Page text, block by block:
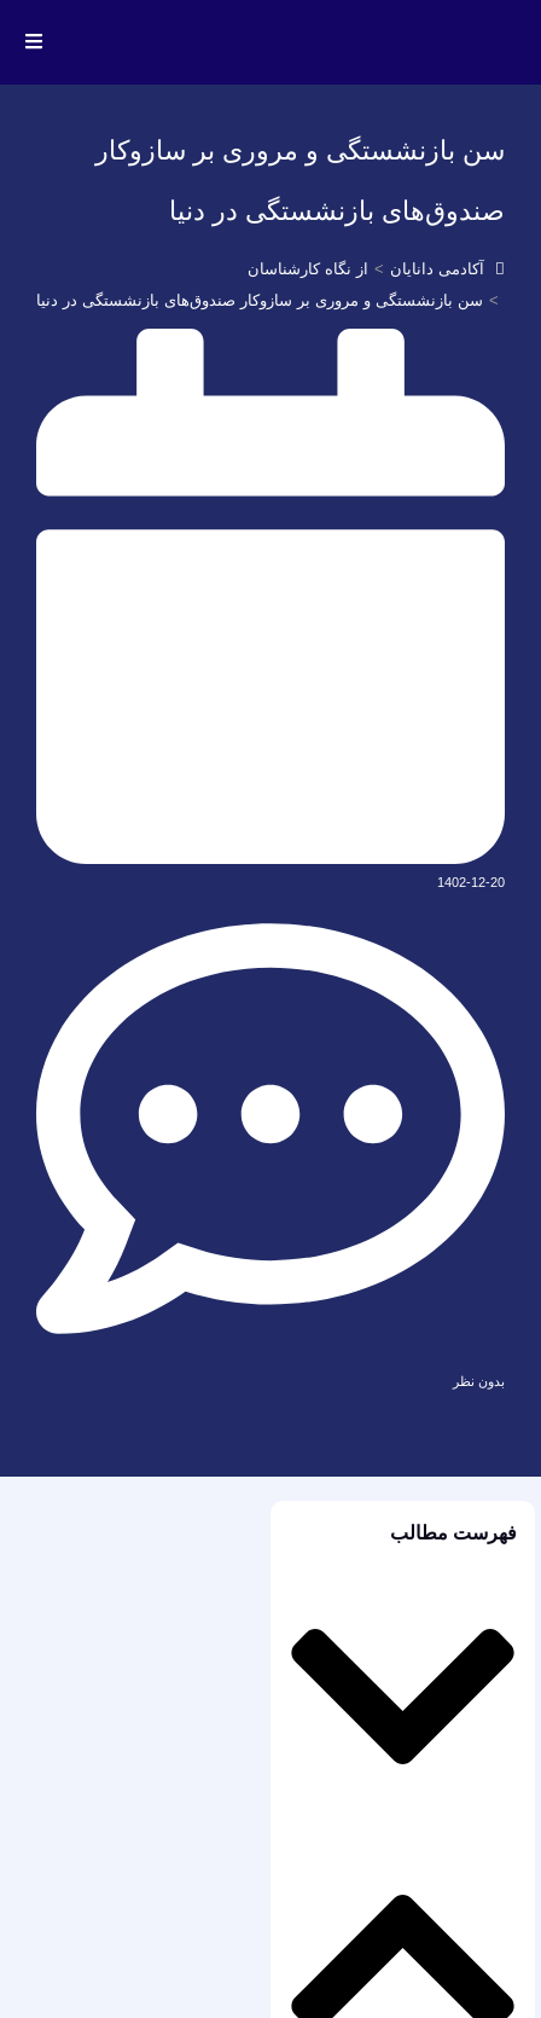
سن بازنشستگی و مروری بر سازوکار
صندوق‌های بازنشستگی در دنیا
آکادمی دانایان
از نگاه کارشناسان
سن بازنشستگی و مروری بر سازوکار صندوق‌های بازنشستگی در دنیا
1402-12-20
بدون نظر
فهرست مطالب